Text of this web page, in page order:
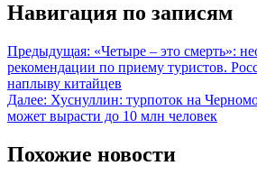
Навигация по записям
Предыдущая: «Четыре – это смерть»:
рекомендации по приему туристов.
наплыву китайцев
Далее: Хуснуллин: турпоток на
может вырасти до 10 млн человек
Похожие новости